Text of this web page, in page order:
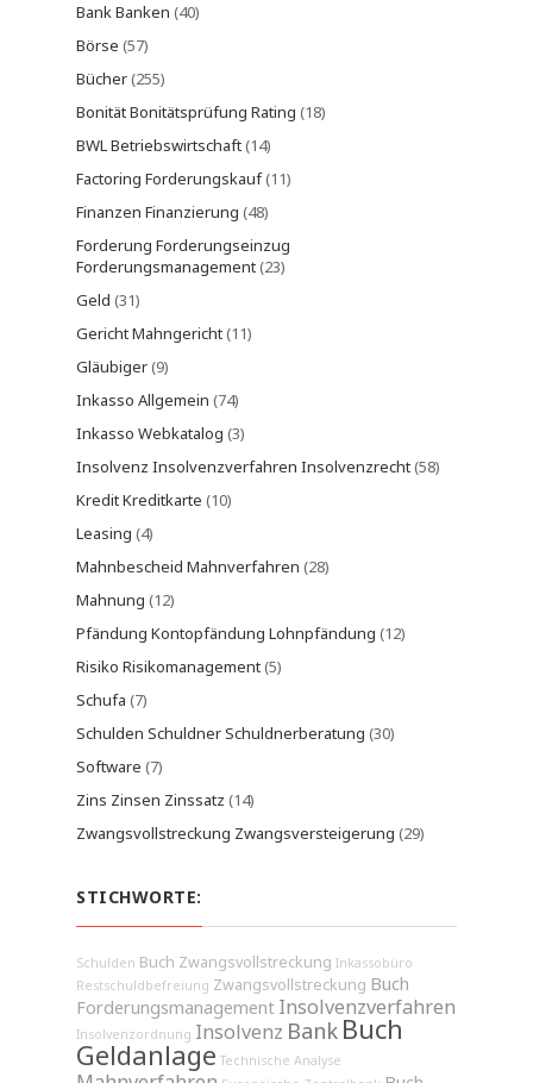
Bank Banken (40)
Börse (57)
Bücher(255)
Bonität Bonitätsprüfung Rating (18)
BWL Betriebswirtschaft(14)
Factoring Forderungskauf(11)
Finanzen Finanzierung (48)
Forderung Forderungseinzug
Forderungsmanagement(23)
Geld (31)
Gericht Mahngericht(11)
Gläubiger(9)
Inkasso Allgemein (74)
Inkasso Webkatalog (3)
Insolvenz Insolvenzverfahren Insolvenzrecht(58)
Kredit Kreditkarte (10)
Leasing (4)
Mahnbescheid Mahnverfahren (28)
Mahnung (12)
Pfändung Kontopfändung Lohnpfändung (12)
Risiko Risikomanagement(5)
Schufa (7)
Schulden Schuldner Schuldnerberatung (30)
Software (7)
Zins Zinsen Zinssatz (14)
Zwangsvollstreckung Zwangsversteigerung (29)
STICHWORTE:
Schulden Buch Zwangsvollstreckung Inkassobüro
Restschuldbefreiung Zwangsvollstreckung Buch
Forderungsmanagement Insolvenzverfahren
Insolvenzordnung Insolvenz Bank Buch
Geldanlage Technische Analyse